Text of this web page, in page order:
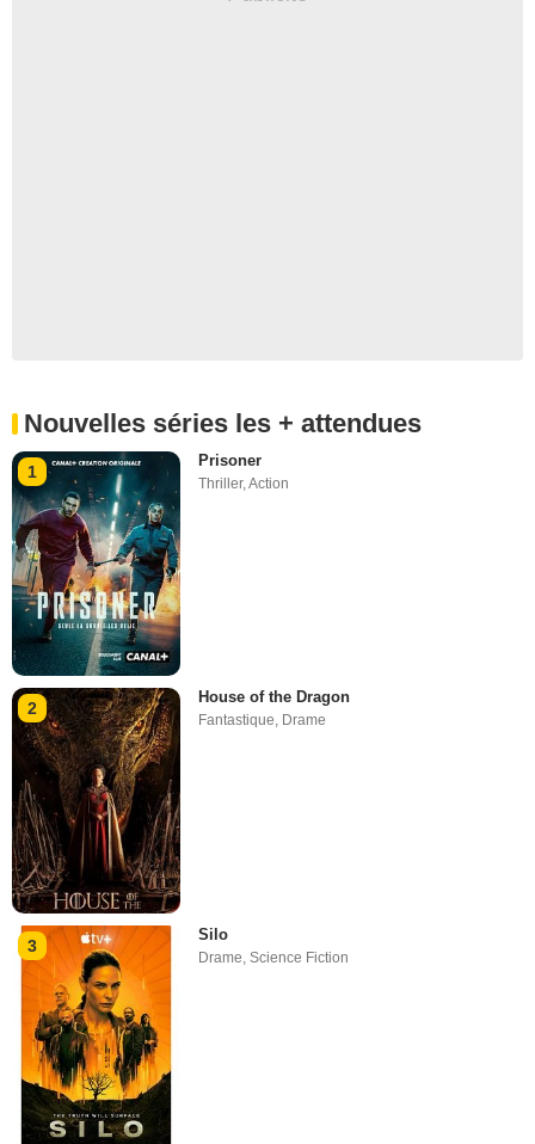
Nouvelles séries les + attendues
1
Prisoner
Thriller,Action
2
House of the Dragon
Fantastique, Drame
3
Silo
Drame ,Science Fiction